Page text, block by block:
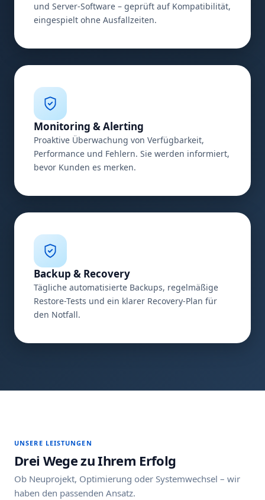
und Server-Software – geprüft auf Kompatibilität,
eingespielt ohne Ausfallzeiten.
Monitoring & Alerting
Proaktive Überwachung von Verfügbarkeit,
Performance und Fehlern. Sie werden informiert,
bevor Kunden es merken.
Backup & Recovery
Tägliche automatisierte Backups, regelmäßige
Restore-Tests und ein klarer Recovery-Plan für
den Notfall.
UNSERE LEISTUNGEN
Drei Wege zu Ihrem Erfolg
Ob Neuprojekt, Optimierung oder Systemwechsel – wir
haben den passenden Ansatz.